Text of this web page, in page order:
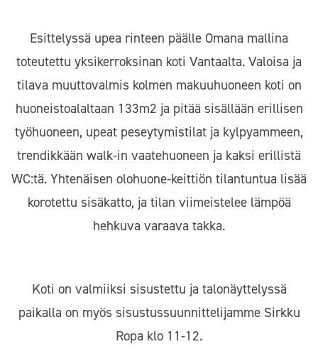
Esittelyssä upea rinteen päälle Omana mallina
toteutettu yksikerroksinan koti Vantaalta. Valoisa ja
tilava muuttovalmis kolmen makuuhuoneen koti on
huoneistoalaltaan 133m2 ja pitää sisällään erillisen
työhuoneen, upeat peseytymistilat ja kylpyammeen,
trendikkään walk-in vaatehuoneen ja kaksi erillistä
WC:tä. Yhtenäisen olohuone-keittiön tilantuntua lisää
korotettu sisäkatto, ja tilan viimeistelee lämpöä
hehkuva varaava takka.
Koti on valmiiksi sisustettu ja talonäyttelyssä
paikalla on myös sisustussuunnittelijamme Sirkku
Ropa klo 11-12.